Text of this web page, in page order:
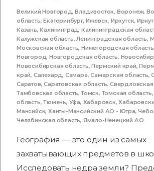
Великий Новгород,Владивосток, Воронеж,
область,Екатеринбург,Ижевск, Иркутск,
Казань,Калининград, Калининградская
Калужская область,Ленинградская область,
Московская область,Нижегородская область
Новгород,Новгородская область,
Новосибирская область,Пермский край,
край, Салехард, Самара,Самарская область,
Саратов,Саратовская область,Свердловская
Тамбовская область,Томск, Томская область
область,Тюмень, Уфа, Хабаровск,
Мансийск,Ханты-Мансийский АО - Югра,
Челябинская область, Ямало-Ненецкий АО
География — это один из самых
захватывающих предметов в
Исследовать недра земли?